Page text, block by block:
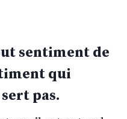
sentiment de
qui
pas.